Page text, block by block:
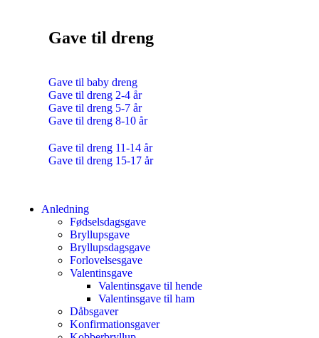
Gave til dreng
Gave til baby dreng
Gave til dreng 2-4 år
Gave til dreng 5-7 år
Gave til dreng 8-10 år
Gave til dreng 11-14 år
Gave til dreng 15-17 år
Anledning
Fødselsdagsgave
Bryllupsgave
Bryllupsdagsgave
Forlovelsesgave
Valentinsgave
Valentinsgave til hende
Valentinsgave til ham
Dåbsgaver
Konfirmationsgaver